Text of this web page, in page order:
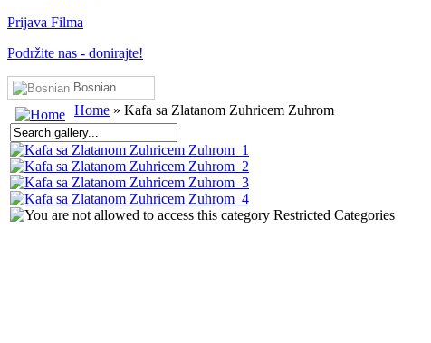
Prijava Filma
Podržite nas - donirajte!
Bosnian
Home » Kafa sa Zlatanom Zuhricem Zuhrom
Restricted Categories